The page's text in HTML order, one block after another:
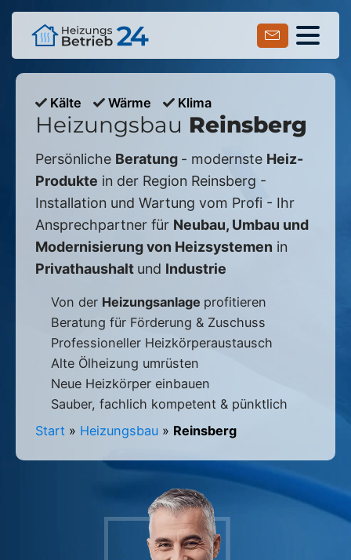
Kälte Wärme Klima
Heizungsbau Reinsberg
Persönliche Beratung - modernste Heiz-
Produkte in der Region Reinsberg -
Installation und Wartung vom Profi - Ihr
Ansprechpartner für Neubau, Umbau und
Modernisierung von Heizsystemen in
Privathaushalt und Industrie
Von der Heizungsanlage profitieren
Beratung für Förderung & Zuschuss
Professioneller Heizkörperaustausch
Alte Ölheizung umrüsten
Neue Heizkörper einbauen
Sauber, fachlich kompetent & pünktlich
Start » Heizungsbau » Reinsberg